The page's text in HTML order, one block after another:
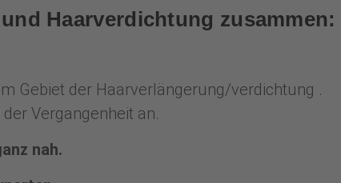
Haarverdichtung zusammen:
Gebiet der Haarverlängerung/verdichtung .
Vergangenheit an.
nah.